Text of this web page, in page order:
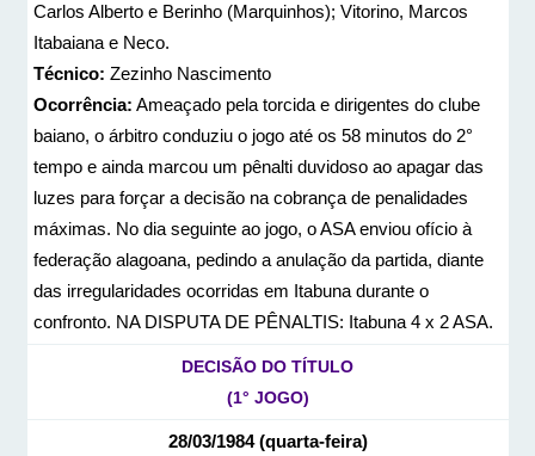
Carlos Alberto e Berinho (Marquinhos); Vitorino, Marcos
Itabaiana e Neco.
Técnico: Zezinho Nascimento
Ocorrência: Ameaçado pela torcida e dirigentes do clube
baiano, o árbitro conduziu o jogo até os 58 minutos do 2°
tempo e ainda marcou um pênalti duvidoso ao apagar das
luzes para forçar a decisão na cobrança de penalidades
máximas. No dia seguinte ao jogo, o ASA enviou ofício à
federação alagoana, pedindo a anulação da partida, diante
das irregularidades ocorridas em Itabuna durante o
confronto. NA DISPUTA DE PÊNALTIS: Itabuna 4 x 2 ASA.
DECISÃO DO TÍTULO
(1° JOGO)
28/03/1984 (quarta-feira)